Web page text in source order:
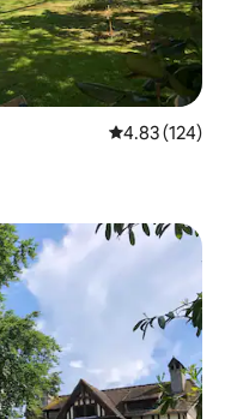
レビュー124
4.83 (124)